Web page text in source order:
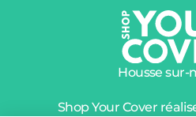
Housse sur-
Shop Your Cover